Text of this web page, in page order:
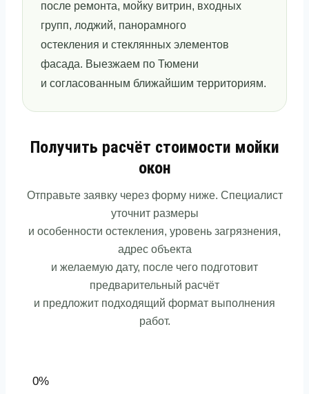
после ремонта, мойку витрин, входных
групп, лоджий, панорамного
остекления и стеклянных элементов
фасада. Выезжаем по Тюмени
и согласованным ближайшим территориям.
Получить расчёт стоимости мойки
окон
Отправьте заявку через форму ниже. Специалист
уточнит размеры
и особенности остекления, уровень загрязнения,
адрес объекта
и желаемую дату, после чего подготовит
предварительный расчёт
и предложит подходящий формат выполнения
работ.
0%